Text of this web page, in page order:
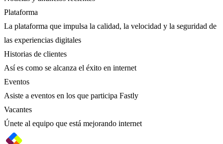
Plataforma
La plataforma que impulsa la calidad, la velocidad y la seguridad de
las experiencias digitales
Historias de clientes
Así es como se alcanza el éxito en internet
Eventos
Asiste a eventos en los que participa Fastly
Vacantes
Únete al equipo que está mejorando internet